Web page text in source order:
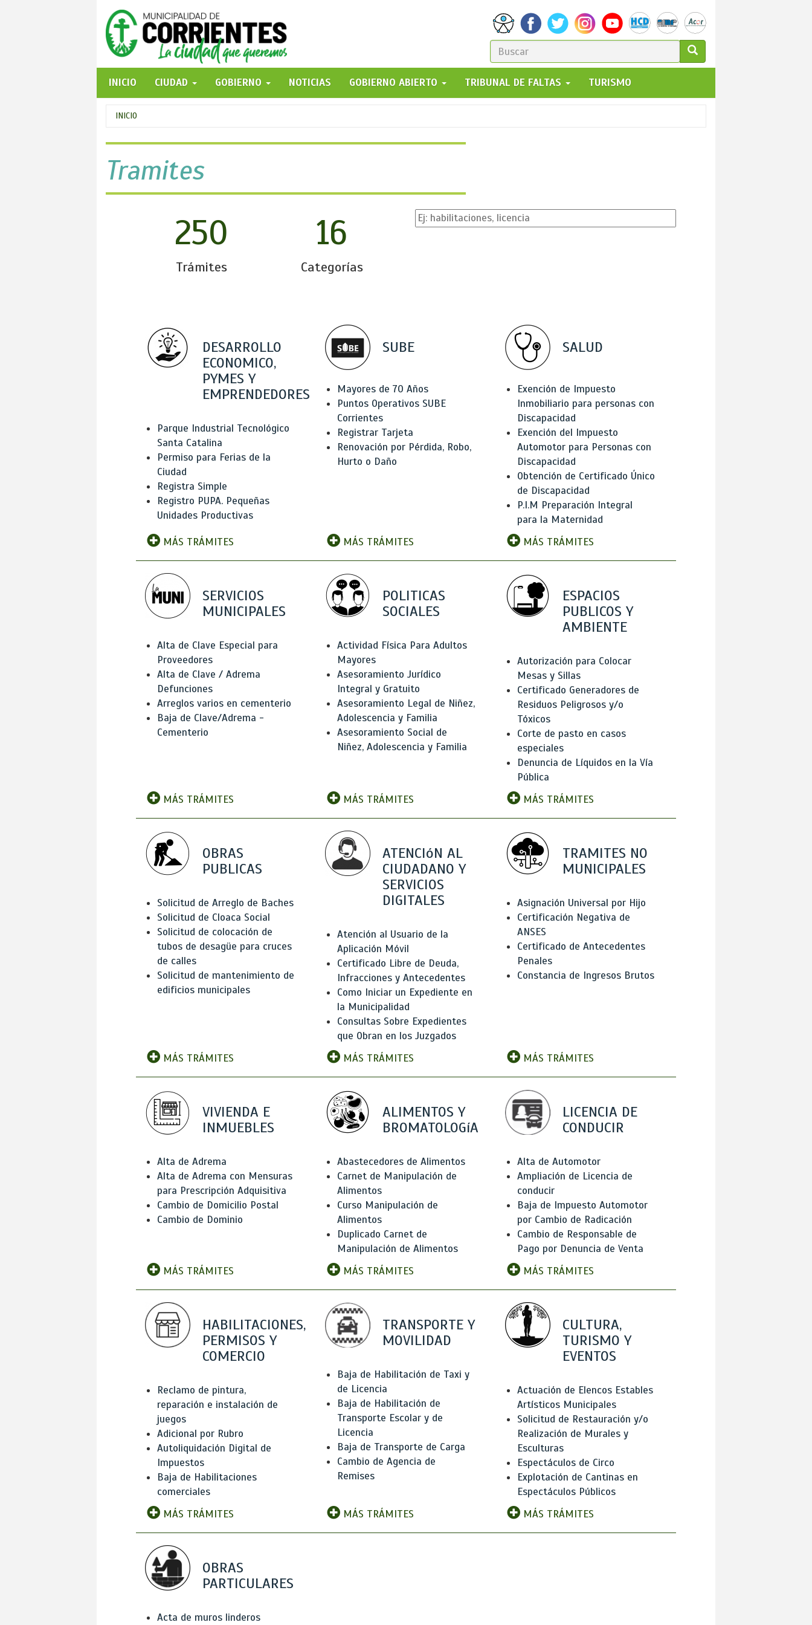
FORMULARIO
DE
BÚSQUEDA
GO!
INICIO
CIUDAD GOBIERNO NOTICIAS GOBIERNO ABIERTO TRIBUNAL DE FALTAS TURISMO
Se
encuentra
usted
aquí
INICIO
Tramites
250
Trámites
16
Categorías
DESARROLLO
ECONOMICO,
PYMES Y
EMPRENDEDORES
Parque Industrial Tecnológico
Santa Catalina
Permiso para Ferias de la
Ciudad
Registra Simple
Registro PUPA. Pequeñas
Unidades Productivas
MÁS TRÁMITES
SUBE
Mayores de 70 Años
Puntos Operativos SUBE
Corrientes
Registrar Tarjeta
Renovación por Pérdida, Robo,
Hurto o Daño
MÁS TRÁMITES
SALUD
Exención de Impuesto
Inmobiliario para personas con
Discapacidad
Exención del Impuesto
Automotor para Personas con
Discapacidad
Obtención de Certificado Único
de Discapacidad
P.I.M Preparación Integral
para la Maternidad
MÁS TRÁMITES
SERVICIOS
MUNICIPALES
Alta de Clave Especial para
Proveedores
Alta de Clave / Adrema
Defunciones
Arreglos varios en cementerio
Baja de Clave/Adrema -
Cementerio
MÁS TRÁMITES
POLITICAS
SOCIALES
Actividad Física Para Adultos
Mayores
Asesoramiento Jurídico
Integral y Gratuito
Asesoramiento Legal de Niñez,
Adolescencia y Familia
Asesoramiento Social de
Niñez, Adolescencia y Familia
MÁS TRÁMITES
ESPACIOS
PUBLICOS Y
AMBIENTE
Autorización para Colocar
Mesas y Sillas
Certificado Generadores de
Residuos Peligrosos y/o
Tóxicos
Corte de pasto en casos
especiales
Denuncia de Líquidos en la Vía
Pública
MÁS TRÁMITES
OBRAS
PUBLICAS
Solicitud de Arreglo de Baches
Solicitud de Cloaca Social
Solicitud de colocación de
tubos de desagüe para cruces
de calles
Solicitud de mantenimiento de
edificios municipales
MÁS TRÁMITES
ATENCIóN AL
CIUDADANO Y
SERVICIOS
DIGITALES
Atención al Usuario de la
Aplicación Móvil
Certificado Libre de Deuda,
Infracciones y Antecedentes
Como Iniciar un Expediente en
la Municipalidad
Consultas Sobre Expedientes
que Obran en los Juzgados
MÁS TRÁMITES
TRAMITES NO
MUNICIPALES
Asignación Universal por Hijo
Certificación Negativa de
ANSES
Certificado de Antecedentes
Penales
Constancia de Ingresos Brutos
MÁS TRÁMITES
VIVIENDA E
INMUEBLES
Alta de Adrema
Alta de Adrema con Mensuras
para Prescripción Adquisitiva
Cambio de Domicilio Postal
Cambio de Dominio
MÁS TRÁMITES
ALIMENTOS Y
BROMATOLOGíA
Abastecedores de Alimentos
Carnet de Manipulación de
Alimentos
Curso Manipulación de
Alimentos
Duplicado Carnet de
Manipulación de Alimentos
MÁS TRÁMITES
LICENCIA DE
CONDUCIR
Alta de Automotor
Ampliación de Licencia de
conducir
Baja de Impuesto Automotor
por Cambio de Radicación
Cambio de Responsable de
Pago por Denuncia de Venta
MÁS TRÁMITES
HABILITACIONES,
PERMISOS Y
COMERCIO
Reclamo de pintura,
reparación e instalación de
juegos
Adicional por Rubro
Autoliquidación Digital de
Impuestos
Baja de Habilitaciones
comerciales
MÁS TRÁMITES
TRANSPORTE Y
MOVILIDAD
Baja de Habilitación de Taxi y
de Licencia
Baja de Habilitación de
Transporte Escolar y de
Licencia
Baja de Transporte de Carga
Cambio de Agencia de
Remises
MÁS TRÁMITES
CULTURA,
TURISMO Y
EVENTOS
Actuación de Elencos Estables
Artísticos Municipales
Solicitud de Restauración y/o
Realización de Murales y
Esculturas
Espectáculos de Circo
Explotación de Cantinas en
Espectáculos Públicos
MÁS TRÁMITES
OBRAS
PARTICULARES
Acta de muros linderos